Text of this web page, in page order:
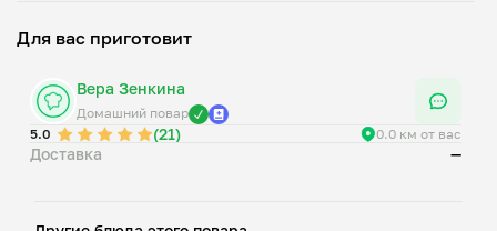
Для вас приготовит
Вера Зенкина
Домашний повар
5.0
(21) 0.0 км от вас
Доставка —